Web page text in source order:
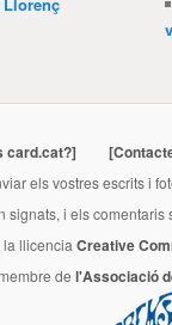
Llorenç
card.cat?]
els vostres escrits i
signats, i els
la llicencia Creative
de l'Associació